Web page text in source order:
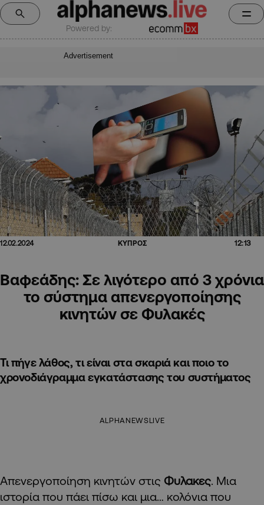
Powered by:
Advertisement
12.02.2024 ΚΥΠΡΟΣ 12:13
Βαφεάδης: Σε λιγότερο από 3 χρόνια
το σύστημα απενεργοποίησης
κινητών σε Φυλακές
Τι πήγε λάθος, τι είναι στα σκαριά και ποιο το
χρονοδιάγραμμα εγκατάστασης του συστήματος
ALPHANEWSLIVE
Απενεργοποίηση κινητών στις Φυλακες. Μια
ιστορία που πάει πίσω και μια… κολόνια που